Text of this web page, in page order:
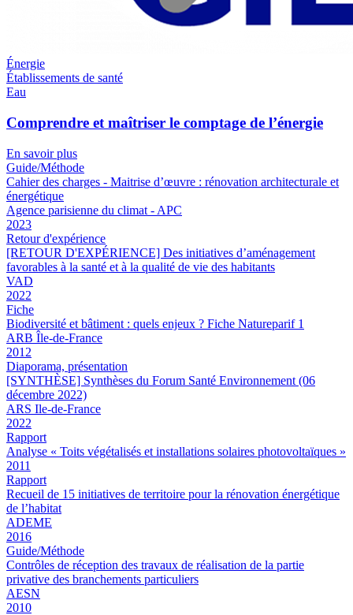
Énergie
Établissements de santé
Eau
Comprendre et maîtriser le comptage de l’énergie
En savoir plus
Guide/Méthode
Cahier des charges - Maitrise d’œuvre : rénovation architecturale et
énergétique
Agence parisienne du climat - APC
2023
Retour d'expérience
[RETOUR D'EXPÉRIENCE] Des initiatives d’aménagement
favorables à la santé et à la qualité de vie des habitants
VAD
2022
Fiche
Biodiversité et bâtiment : quels enjeux ? Fiche Natureparif 1
ARB Île-de-France
2012
Diaporama, présentation
[SYNTHÈSE] Synthèses du Forum Santé Environnement (06
décembre 2022)
ARS Ile-de-France
2022
Rapport
Analyse « Toits végétalisés et installations solaires photovoltaïques »
2011
Rapport
Recueil de 15 initiatives de territoire pour la rénovation énergétique
de l’habitat
ADEME
2016
Guide/Méthode
Contrôles de réception des travaux de réalisation de la partie
privative des branchements particuliers
AESN
2010